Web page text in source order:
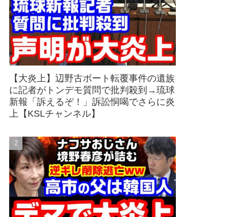
【大炎上】辺野古ボート転覆事件の遺族
に記者がトンデモ質問で批判殺到→琉球
新報「訴えるぞ！」訴訟恫喝でさらに炎
上【KSLチャンネル】